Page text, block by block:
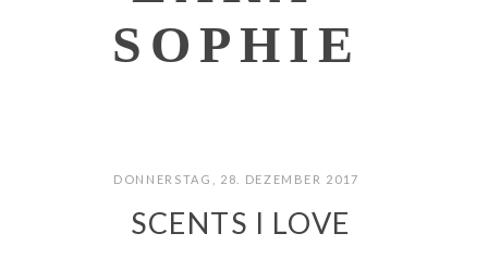
SOPHIE
DONNERSTAG, 28. DEZEMBER 2017
SCENTS I LOVE